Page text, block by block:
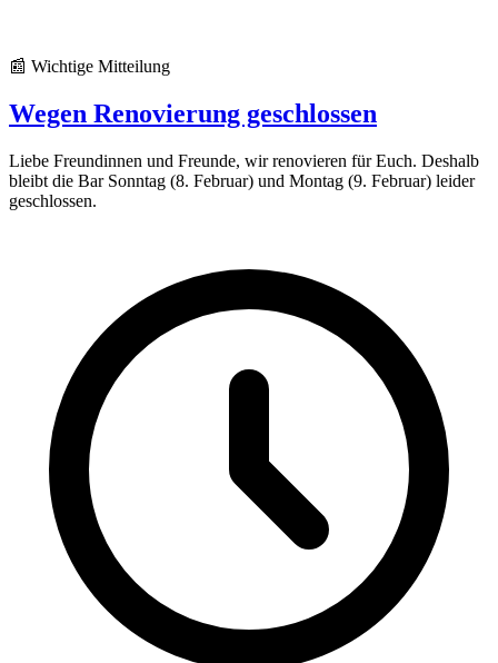
📰 Wichtige Mitteilung
Wegen Renovierung geschlossen
Liebe Freundinnen und Freunde, wir renovieren für Euch. Deshalb
bleibt die Bar Sonntag (8. Februar) und Montag (9. Februar) leider
geschlossen.